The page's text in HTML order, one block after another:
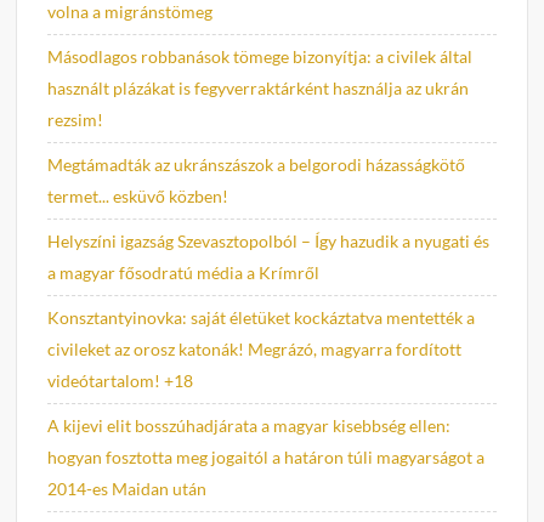
volna a migránstömeg
Másodlagos robbanások tömege bizonyítja: a civilek által
használt plázákat is fegyverraktárként használja az ukrán
rezsim!
Megtámadták az ukránszászok a belgorodi házasságkötő
termet... esküvő közben!
Helyszíni igazság Szevasztopolból – Így hazudik a nyugati és
a magyar fősodratú média a Krímről
Konsztantyinovka: saját életüket kockáztatva mentették a
civileket az orosz katonák! Megrázó, magyarra fordított
videótartalom! +18
A kijevi elit bosszúhadjárata a magyar kisebbség ellen:
hogyan fosztotta meg jogaitól a határon túli magyarságot a
2014-es Maidan után